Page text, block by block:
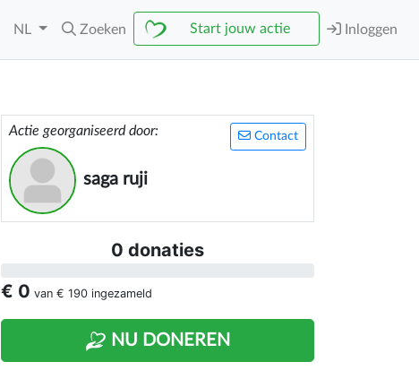
NL Zoeken Start jouw actie Inloggen
Contact
Actie georganiseerd door:
saga ruji
0 donaties
€ 0 van € 190 ingezameld
NU DONEREN